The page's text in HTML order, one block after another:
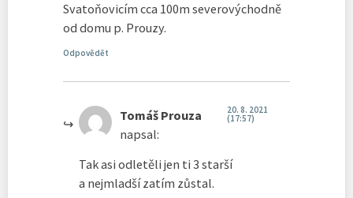
Svatoňovicím cca 100m severovýchodně
od domu p. Prouzy.
Odpovědět
Tomáš Prouza
napsal:
20. 8. 2021
(17:57)
Tak asi odletěli jen ti 3 starší
a nejmladší zatím zůstal.